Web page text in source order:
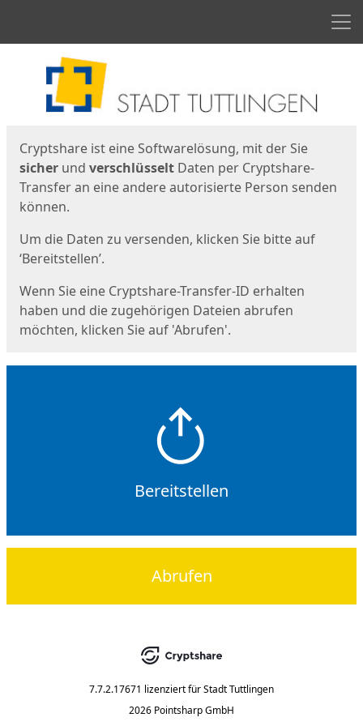
Cryptshare ist eine Softwarelösung, mit der Sie
sicher und verschlüsselt Daten per Cryptshare-
Transfer an eine andere autorisierte Person senden
können.
Um die Daten zu versenden, klicken Sie bitte auf
‘Bereitstellen’.
Wenn Sie eine Cryptshare-Transfer-ID erhalten
haben und die zugehörigen Dateien abrufen
möchten, klicken Sie auf 'Abrufen'.
Bereitstellen
Abrufen
7.7.2.17671 lizenziert fürStadt Tuttlingen
2026 Pointsharp GmbH